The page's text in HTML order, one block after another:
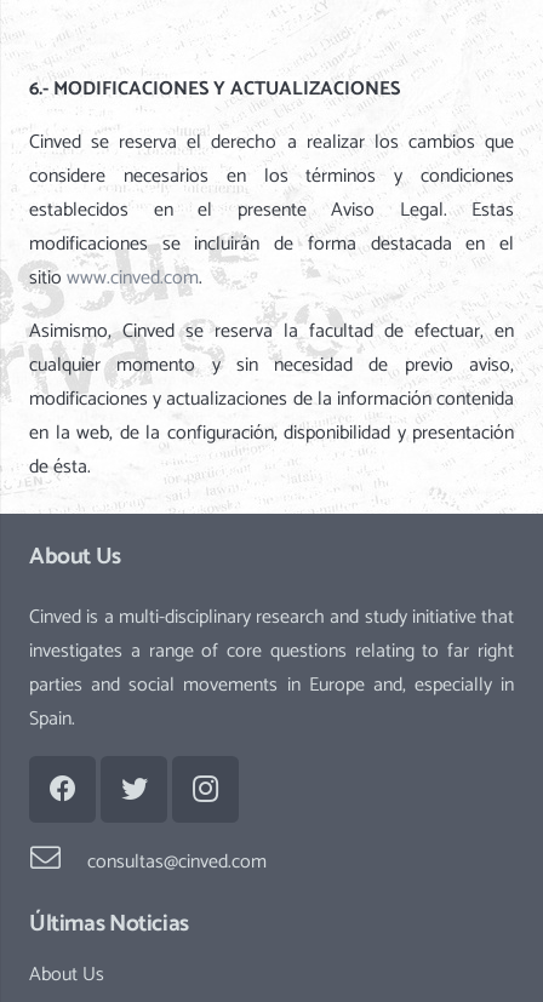
6.- MODIFICACIONES Y ACTUALIZACIONES
Cinved se reserva el derecho a realizar los cambios que
considere necesarios en los términos y condiciones
establecidos en el presente Aviso Legal. Estas
modificaciones se incluirán de forma destacada en el
sitiowww.cinved.com.
Asimismo, Cinved se reserva la facultad de efectuar, en
cualquier momento y sin necesidad de previo aviso,
modificaciones y actualizaciones de la información contenida
en la web, de la configuración, disponibilidad y presentación
de ésta.
About Us
Cinved is a multi-disciplinary research and study initiative that
investigates a range of core questions relating to far right
parties and social movements in Europe and, especially in
Spain.
consultas@cinved.com
Últimas Noticias
About Us